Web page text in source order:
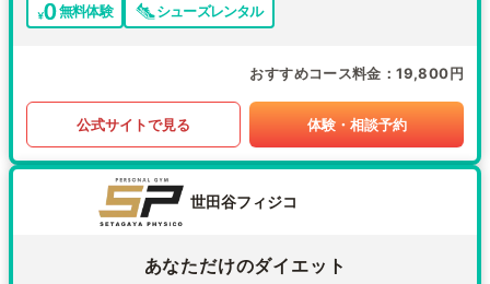
無料体験 シューズレンタル
おすすめコース料金 19,800円
公式サイトで見る 体験・相談予約
世田谷フィジコ
あなただけのダイエット